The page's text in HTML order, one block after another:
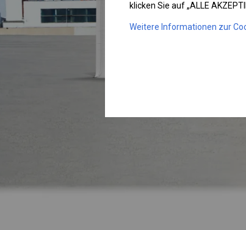
klicken Sie auf „ALLE
Weitere Informationen zur